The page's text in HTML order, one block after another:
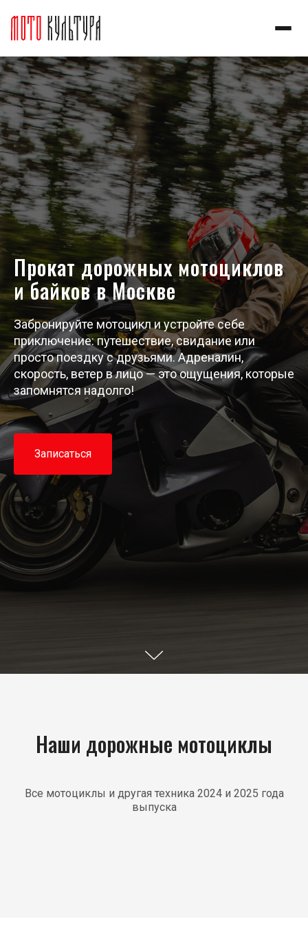
Прокат дорожных мотоциклов
и байков в Москве
Забронируйте мотоцикл и устройте себе
приключение: путешествие, свидание или
просто поездку с друзьями. Адреналин,
скорость, ветер в лицо — это ощущения, которые
запомнятся надолго!
Записаться
Наши дорожные мотоциклы
Все мотоциклы и другая техника 2024 и 2025 года
выпуска